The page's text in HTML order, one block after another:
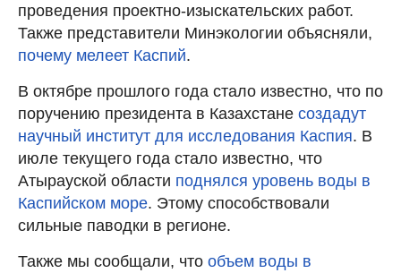
проведения проектно-изыскательских работ.
Также представители Минэкологии объясняли,
почему мелеет Каспий.
В октябре прошлого года стало известно, что по
поручению президента в Казахстане создадут
научный институт для исследования Каспия. В
июле текущего года стало известно, что
Атырауской области поднялся уровень воды в
Каспийском море. Этому способствовали
сильные паводки в регионе.
Также мы сообщали, что объем воды в